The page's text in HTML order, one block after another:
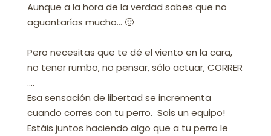
Aunque a la hora de la verdad sabes que no
aguantarías mucho… 🙂
Pero necesitas que te dé el viento en la cara,
no tener rumbo, no pensar, sólo actuar, CORRER
….
Esa sensación de libertad se incrementa
cuando corres con tu perro. Sois un equipo!
Estáis juntos haciendo algo que a tu perro le